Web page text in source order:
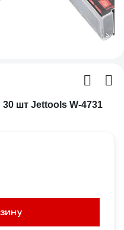
шт Jettools W-4731